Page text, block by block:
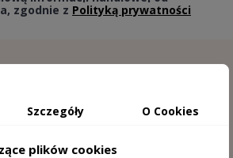
zgodnie z Polityką prywatności
Szczegóły O Cookies
plików cookies